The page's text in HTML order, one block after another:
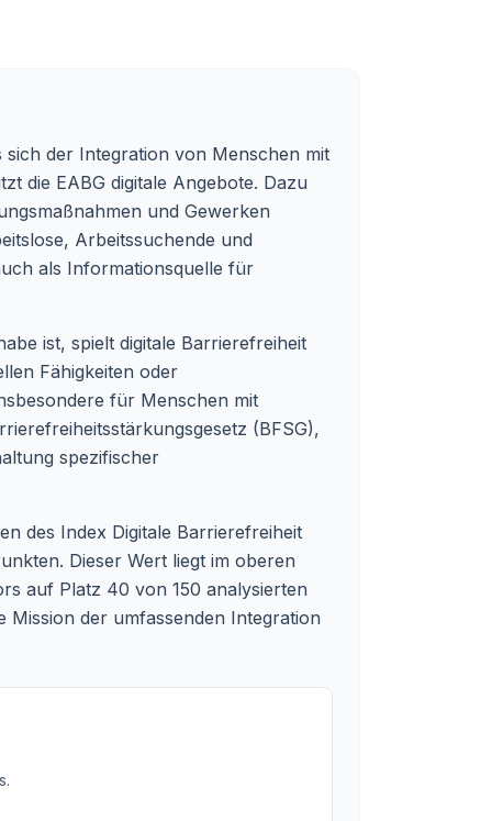
sich der Integration von Menschen mit
die EABG digitale Angebote. Dazu
und Gewerken
Arbeitssuchende und
als Informationsquelle für
ist, spielt digitale Barrierefreiheit
Fähigkeiten oder
für Menschen mit
(BFSG),
spezifischer
des Index Digitale Barrierefreiheit
Dieser Wert liegt im oberen
auf Platz 40 von 150 analysierten
der umfassenden Integration
.